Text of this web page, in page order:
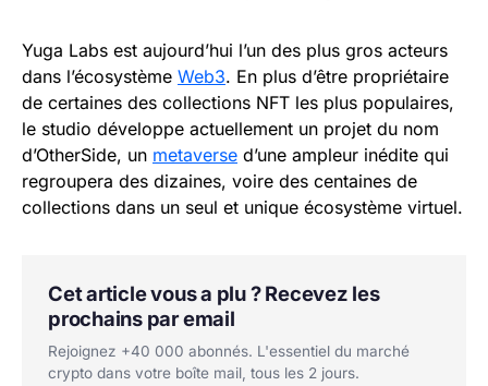
Yuga Labs est aujourd’hui l’un des plus gros acteurs
dans l’écosystème Web3. En plus d’être propriétaire
de certaines des collections NFT les plus populaires,
le studio développe actuellement un projet du nom
d’OtherSide, un metaverse d’une ampleur inédite qui
regroupera des dizaines, voire des centaines de
collections dans un seul et unique écosystème virtuel.
Cet article vous a plu ? Recevez les
prochains par email
Rejoignez +40 000 abonnés. L'essentiel du marché
crypto dans votre boîte mail, tous les 2 jours.